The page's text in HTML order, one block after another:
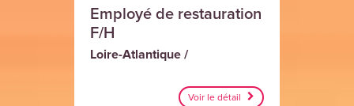
Employé de restauration
F/H
Loire-Atlantique /
Voir le détail